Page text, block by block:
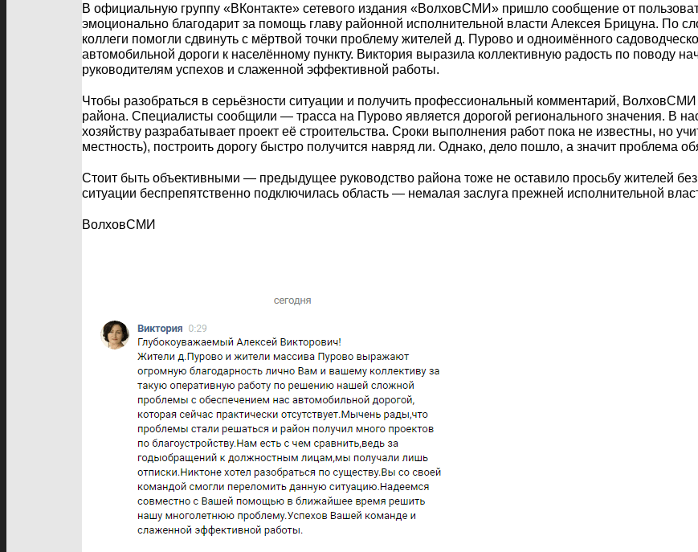
В официальную группу «ВКонтакте» сетевого издания «ВолховСМИ» пришло сообщение от
эмоционально благодарит за помощь главу районной исполнительной власти Алексея Брицуна. По
коллеги помогли сдвинуть с мёртвой точки проблему жителей д. Пурово и одноимённого
автомобильной дороги к населённому пункту. Виктория выразила коллективную радость по
руководителям успехов и слаженной эффективной работы.
Чтобы разобраться в серьёзности ситуации и получить профессиональный комментарий,
района. Специалисты сообщили — трасса на Пурово является дорогой регионального значения. В
хозяйству разрабатывает проект её строительства. Сроки выполнения работ пока не известны, но
местность), построить дорогу быстро получится навряд ли. Однако, дело пошло, а значит проблема
Стоит быть объективными — предыдущее руководство района тоже не оставило просьбу жителей
ситуации беспрепятственно подключилась область — немалая заслуга прежней исполнительной
ВолховСМИ